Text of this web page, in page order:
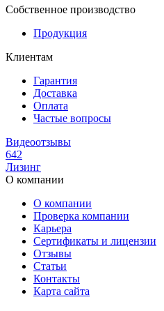
Собственное производство
Продукция
Клиентам
Гарантия
Доставка
Оплата
Частые вопросы
Видеоотзывы
642
Лизинг
О компании
О компании
Проверка компании
Карьера
Сертификаты и лицензии
Отзывы
Статьи
Контакты
Карта сайта